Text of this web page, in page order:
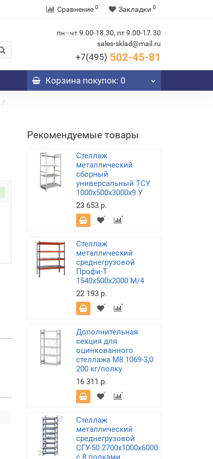
Сравнение 0 Закладки 0
пн - чт 9.00-18.30, пт 9.00-17.30
sales-sklad@mail.ru
+7(495) 502-45-81
Корзинапокупок: 0
Рекомендуемые товары
Стеллаж
металлический
сборный
универсальный ТСУ
1000х500х3000х9 У
23 653 р.
Стеллаж
металлический
среднегрузовой
Профи-Т
1540х500х2000 M/4
22 193 р.
Дополнительная
секция для
оцинкованного
стеллажа М8 1069-3,0
200 кг/полку
16 311 р.
Стеллаж
металлический
среднегрузовой
СГУ-50 2700х1000х6000
с 8 полками